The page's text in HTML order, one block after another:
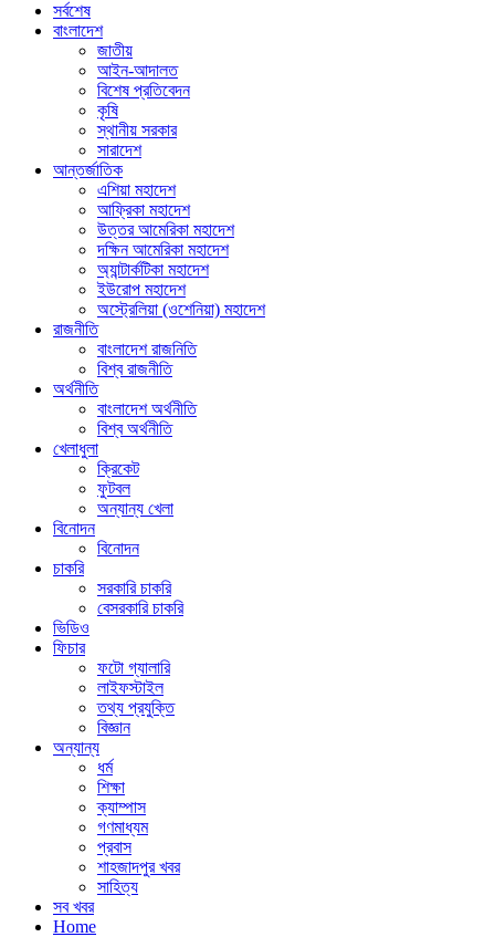
সর্বশেষ
বাংলাদেশ
জাতীয়
আইন-আদালত
বিশেষ প্রতিবেদন
কৃষি
স্থানীয় সরকার
সারাদেশ
আন্তর্জাতিক
এশিয়া মহাদেশ
আফ্রিকা মহাদেশ
উত্তর আমেরিকা মহাদেশ
দক্ষিন আমেরিকা মহাদেশ
অ্যান্টার্কটিকা মহাদেশ
ইউরোপ মহাদেশ
অস্ট্রেলিয়া (ওশেনিয়া) মহাদেশ
রাজনীতি
বাংলাদেশ রাজনিতি
বিশ্ব রাজনীতি
অর্থনীতি
বাংলাদেশ অর্থনীতি
বিশ্ব অর্থনীতি
খেলাধুলা
ক্রিকেট
ফুটবল
অন্যান্য খেলা
বিনোদন
বিনোদন
চাকরি
সরকারি চাকরি
বেসরকারি চাকরি
ভিডিও
ফিচার
ফটো গ্যালারি
লাইফস্টাইল
তথ্য প্রযুক্তি
বিজ্ঞান
অন্যান্য
ধর্ম
শিক্ষা
ক্যাম্পাস
গণমাধ্যম
প্রবাস
শাহজাদপুর খবর
সাহিত্য
সব খবর
Home